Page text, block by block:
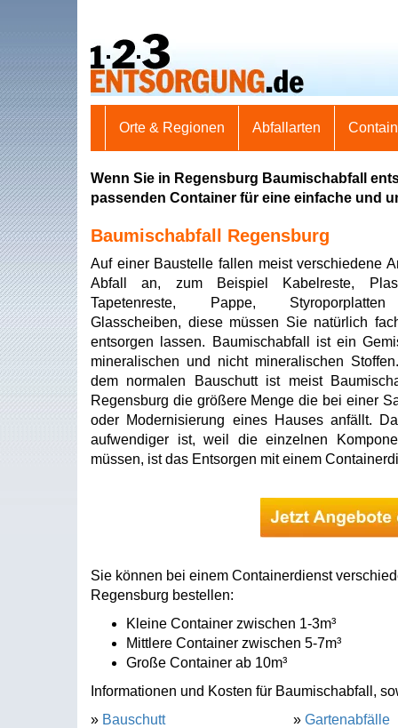
Orte & Regionen Abfallarten
Wenn Sie in Regensburg Baumischabfall
passenden Container für eine einfache und
Baumischabfall Regensburg
Auf einer Baustelle fallen meist verschiedene
Abfall an, zum Beispiel Kabelreste,
Tapetenreste, Pappe,
Glasscheiben, diese müssen Sie natürlich
entsorgen lassen. Baumischabfall ist ein
mineralischen und nicht mineralischen
dem normalen Bauschutt ist meist
Regensburg die größere Menge die bei einer
oder Modernisierung eines Hauses anfällt.
aufwendiger ist, weil die einzelnen
müssen, ist das Entsorgen mit einem
Sie können bei einem Containerdienst
Regensburg bestellen:
Kleine Container zwischen 1-3m³
Mittlere Container zwischen 5-7m³
Große Container ab 10m³
Informationen und Kosten für Baumischabfall,
» Bauschutt
» Gartenabfälle